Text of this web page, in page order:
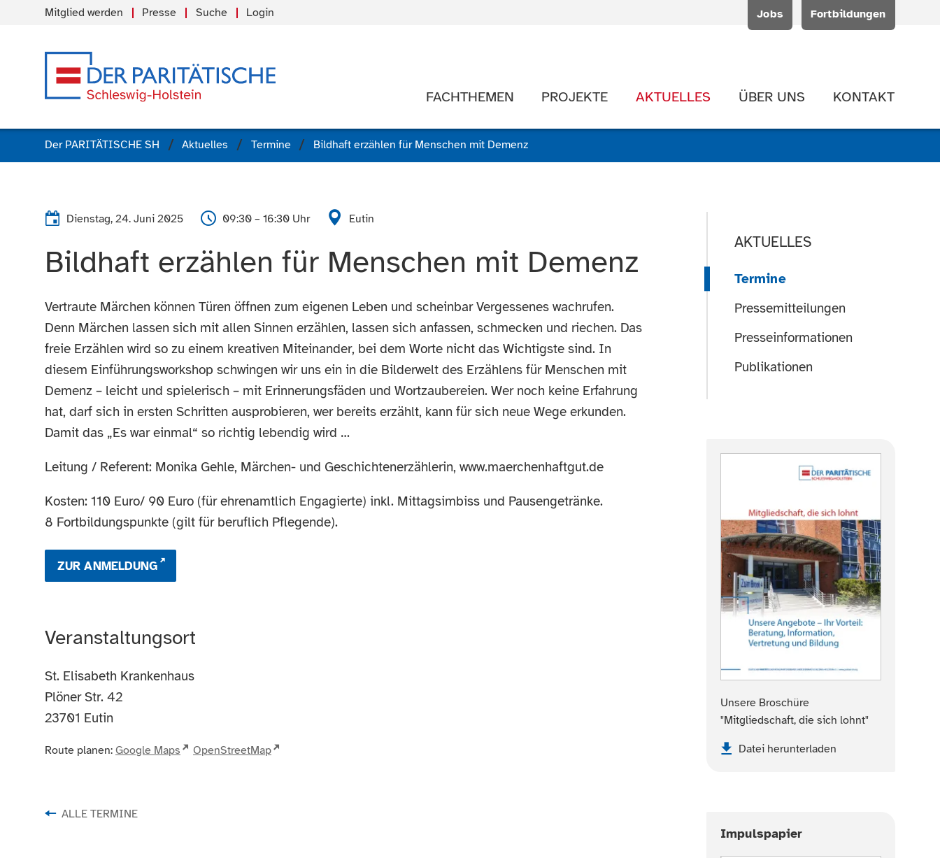
Jobs Fortbildungen
Mitglied werden Presse Suche Login
FACHTHEMEN PROJEKTE AKTUELLES ÜBER UNS KONTAKT
Der PARITÄTISCHE SH Aktuelles Termine Bildhaft erzählen für Menschen mit Demenz
Dienstag, 24. Juni 2025 09:30 – 16:30 Uhr Eutin
Bildhaft erzählen für Menschen mit Demenz
Vertraute Märchen können Türen öffnen zum eigenen Leben und scheinbar Vergessenes wachrufen.
Denn Märchen lassen sich mit allen Sinnen erzählen, lassen sich anfassen, schmecken und riechen. Das
freie Erzählen wird so zu einem kreativen Miteinander, bei dem Worte nicht das Wichtigste sind. In
diesem Einführungsworkshop schwingen wir uns ein in die Bilderwelt des Erzählens für Menschen mit
Demenz – leicht und spielerisch – mit Erinnerungsfäden und Wortzaubereien. Wer noch keine Erfahrung
hat, darf sich in ersten Schritten ausprobieren, wer bereits erzählt, kann für sich neue Wege erkunden.
Damit das „Es war einmal“ so richtig lebendig wird …
Leitung / Referent: Monika Gehle, Märchen- und Geschichtenerzählerin, www.maerchenhaftgut.de
Kosten: 110 Euro/ 90 Euro (für ehrenamtlich Engagierte) inkl. Mittagsimbiss und Pausengetränke.
8 Fortbildungspunkte (gilt für beruflich Pflegende).
ZUR ANMELDUNG
Veranstaltungsort
St. Elisabeth Krankenhaus
Plöner Str. 42
23701 Eutin
Route planen: Google Maps OpenStreetMap
ALLE TERMINE
AKTUELLES
Termine
Pressemitteilungen
Presseinformationen
Publikationen
Unsere Broschüre
"Mitgliedschaft, die sich lohnt"
Datei herunterladen
Impulspapier